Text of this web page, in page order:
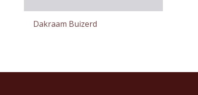
Dakraam Buizerd